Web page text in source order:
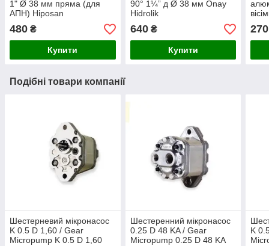
1" Ø 38 мм пряма (для
АПН) Hiposan
480 ₴
Купити
90° 1¼” д Ø 38 мм Onay
Hidrolik
640₴
Купити
270
Подібні товари компанії
Шестерневий мікронасос
K 0.5 D 1,60 / Gear
Micropump K 0.5 D 1,60
Шестеренний мікронасос
0.25 D 48 KA / Gear
Micropump 0.25 D 48 KA
K